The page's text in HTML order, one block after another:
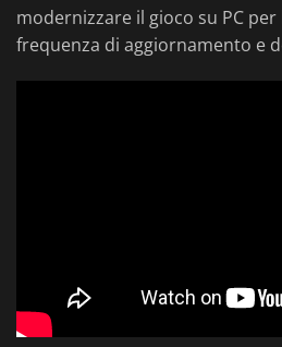
modernizzare il gioco su PC
frequenza di aggiornamento e